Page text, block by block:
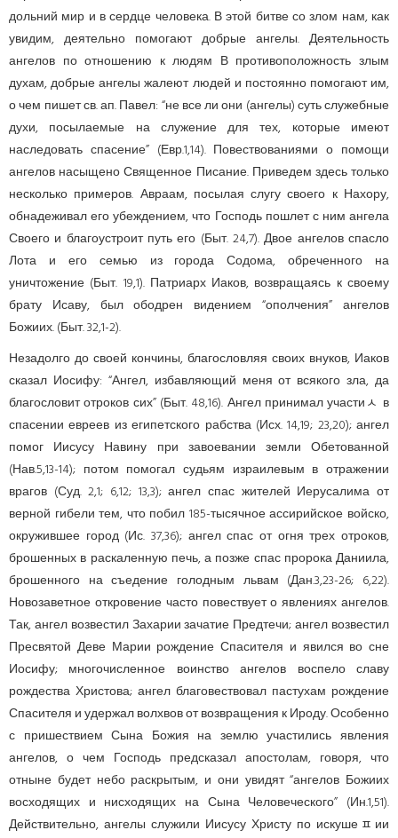
дольний мир и в сердце человека. В этой битве со злом нам, как
увидим, деятельно помо­гают добрые ангелы. Деятельность
ангелов по отноше­нию к людям В противоположность злым
духам, добрые ангелы жалеют людей и постоянно помогают им,
о чем пишет св. ап. Павел: “не все ли они (ангелы) суть служебные
духи, посылаемые на служение для тех, которые имеют
наследовать спасение” (Евр.1,14). Повествованиями о помощи
ангелов насыщено Священное Писание. Приведем здесь только
несколько примеров. Авраам, посылая слугу своего к Нахору,
обнадеживал его убеждением, что Господь пошлет с ним ангела
Своего и благоустроит путь его (Быт. 24,7). Двое ангелов спасло
Лота и его семью из города Содома, обреченного на
уничтожение (Быт. 19,1). Патриарх Иаков, возвращаясь к своему
брату Исаву, был ободрен видением “ополчения” ангелов
Божиих. (Быт. 32,1-2).
Незадолго до своей кончины, благословляя своих внуков, Иаков
сказал Иосифу: “Ангел, избавляющий меня от всякого зла, да
благословит отроков сих” (Быт. 48,16). Ангел принимал участиﾵ в
спасении евреев из египетского рабства (Исх. 14,19; 23,20); ангел
помог Иисусу Навину при завоева­нии земли Обетованной
(Нав.5,13-14); потом помогал судьям израилевым в отражении
врагов (Суд. 2,1; 6,12; 13,3); ангел спас жителей Иерусалима от
верной гибели тем, что побил 185-тысячное ассирийское войско,
окружившее город (Ис. 37,36); ангел спас от огня трех отроков,
брошенных в раскаленную печь, а позже спас пророка Даниила,
брошенного на съеде­ние голодным львам (Дан.3,23-26; 6,22).
Новозаветное откровение часто пове­ству­ет о явлениях ангелов.
Так, ангел возвестил Захарии зачатие Предтечи; ангел возвестил
Пресвятой Деве Марии рождение Спасителя и явился во сне
Иосифу; многочисленное воинство ангелов воспело славу
рождества Христова; ангел благовествовал пастухам рождение
Спасителя и удержал волхвов от возвращения к Ироду. Особенно
с пришествием Сына Божия на землю участились явления
ангелов, о чем Господь предсказал апостолам, говоря, что
отныне будет небо раскрытым, и они увидят “ангелов Божиих
восходящих и нисходящих на Сына Человеческого” (Ин.1,51).
Действительно, ангелы служили Иисусу Христу по искушеﾽии